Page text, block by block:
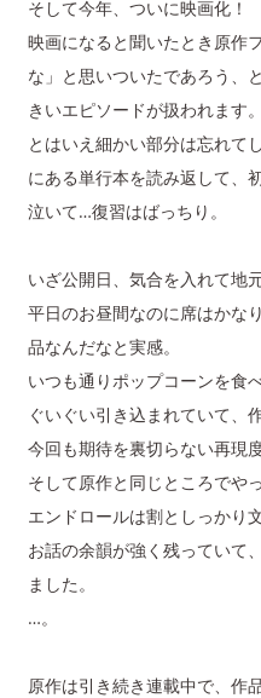
そして今年、ついに映画化！
映画になると聞いたとき原作
な」と思いついたであろう、
きいエピソードが扱われます。
とはいえ細かい部分は忘れて
にある単行本を読み返して、
泣いて…復習はばっちり。
いざ公開日、気合を入れて地
平日のお昼間なのに席はかな
品なんだなと実感。
いつも通りポップコーンを食
ぐいぐい引き込まれていて、
今回も期待を裏切らない再現
そして原作と同じところでや
エンドロールは割としっかり
お話の余韻が強く残っていて
ました。
…。
原作は引き続き連載中で、作